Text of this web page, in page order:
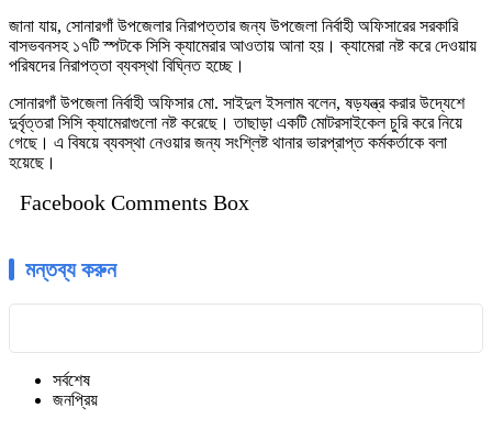
জানা যায়, সোনারগাঁ উপজেলার নিরাপত্তার জন্য উপজেলা নির্বাহী অফিসারের সরকারি
বাসভবনসহ ১৭টি স্পটকে সিসি ক্যামেরার আওতায় আনা হয়। ক্যামেরা নষ্ট করে দেওয়ায়
পরিষদের নিরাপত্তা ব্যবস্থা বিঘ্নিত হচ্ছে।
সোনারগাঁ উপজেলা নির্বাহী অফিসার মো. সাইদুল ইসলাম বলেন, ষড়যন্ত্র করার উদ্যেশে
দুর্বৃত্তরা সিসি ক্যামেরাগুলো নষ্ট করেছে। তাছাড়া একটি মোটরসাইকেল চুরি করে নিয়ে
গেছে। এ বিষয়ে ব্যবস্থা নেওয়ার জন্য সংশ্লিষ্ট থানার ভারপ্রাপ্ত কর্মকর্তাকে বলা
হয়েছে।
Facebook Comments Box
মন্তব্য করুন
সর্বশেষ
জনপ্রিয়